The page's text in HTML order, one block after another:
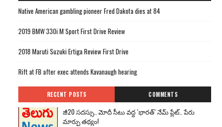
Native American gambling pioneer Fred Dakota dies at 84
2019 BMW 330i M Sport First Drive Review
2018 Maruti Suzuki Ertiga Review First Drive
Rift at FB after exec attends Kavanaugh hearing
RECENT POSTS COMMENTS
జీ20 సదస్సు.. మోదీ సీటు వద్ద ‘భారత్’ నేమ్ ప్లేట్‌.. పేరు
మార్పు తథ్యం!